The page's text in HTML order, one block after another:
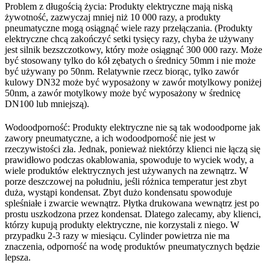
Problem z długością życia: Produkty elektryczne mają niską
żywotność, zazwyczaj mniej niż 10 000 razy, a produkty
pneumatyczne mogą osiągnąć wiele razy przełączania. (Produkty
elektryczne chcą zakończyć setki tysięcy razy, chyba że używany
jest silnik bezszczotkowy, który może osiągnąć 300 000 razy. Może
być stosowany tylko do kół zębatych o średnicy 50mm i nie może
być używany po 50nm. Relatywnie rzecz biorąc, tylko zawór
kulowy DN32 może być wyposażony w zawór motylkowy poniżej
50nm, a zawór motylkowy może być wyposażony w średnicę
DN100 lub mniejszą).
Wodoodporność: Produkty elektryczne nie są tak wodoodporne jak
zawory pneumatyczne, a ich wodoodporność nie jest w
rzeczywistości zła. Jednak, ponieważ niektórzy klienci nie łączą się
prawidłowo podczas okablowania, spowoduje to wyciek wody, a
wiele produktów elektrycznych jest używanych na zewnątrz. W
porze deszczowej na południu, jeśli różnica temperatur jest zbyt
duża, wystąpi kondensat. Zbyt dużo kondensatu spowoduje
spleśniałe i zwarcie wewnątrz. Płytka drukowana wewnątrz jest po
prostu uszkodzona przez kondensat. Dlatego zalecamy, aby klienci,
którzy kupują produkty elektryczne, nie korzystali z niego. W
przypadku 2-3 razy w miesiącu. Cylinder powietrza nie ma
znaczenia, odporność na wodę produktów pneumatycznych będzie
lepsza.